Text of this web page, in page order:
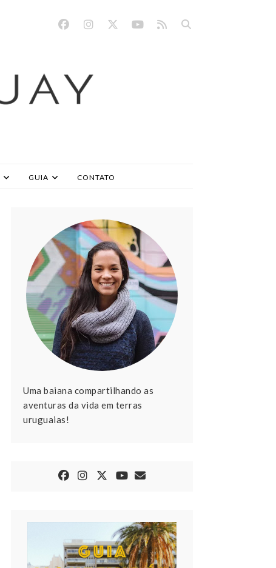
GUIA CONTATO
Uma baiana compartilhando as
aventuras da vida em terras
uruguaias!